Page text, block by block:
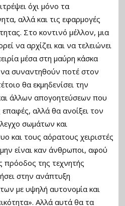
όχι μόνο τα
αλλά και τις εφαρμογές
Στο κοντινό μέλλον, μια
να αρχίζει και να τελειώνει
μέσα στη μαύρη κάσκα
να συναντηθούν ποτέ στον
θα εκμηδενίσει την
άλλων απογοητεύσεων που
αλλά θα ανοίξει τον
σωμάτων και
και τους αόρατους χειριστές
είναι καν άνθρωποι, αφού
πρόοδος της τεχνητής
στην ανάπτυξη
με υψηλή αυτονομία και
Αλλά αυτά θα τα